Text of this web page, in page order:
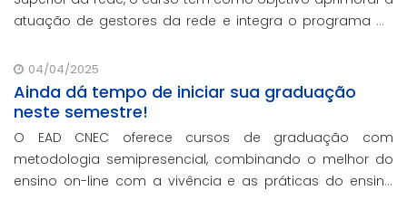
atuação de gestores da rede e integra o programa de
contando com o oferecimento gratuito da Re
04/04/2025
Ainda dá tempo de iniciar sua graduação
neste semestre!
O EAD CNEC oferece cursos de graduação com
metodologia semipresencial, combinando o melhor do
ensino on-line com a vivência e as práticas do ensino